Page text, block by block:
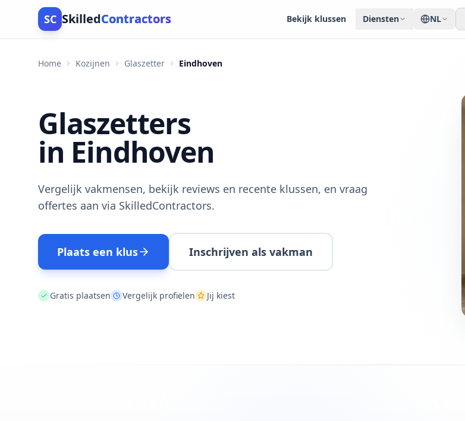
SC SkilledContractors Bekijk klussen Diensten NL
Home Kozijnen Glaszetter Eindhoven
Glaszetters
in Eindhoven
Vergelijk vakmensen, bekijk reviews en recente klussen, en vraag
offertes aan via SkilledContractors.
Plaats een klus Inschrijven als vakman
Gratis plaatsen Vergelijk profielen Jij kiest